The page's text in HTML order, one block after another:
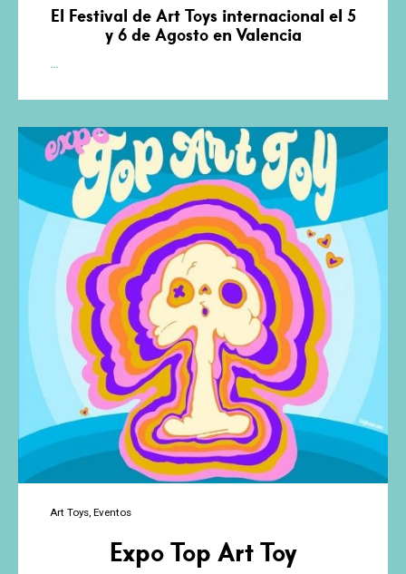
El Festival de Art Toys internacional el 5
y 6 de Agosto en Valencia
…
Con
España
Art Toys Eventos
Expo Top Art Toy